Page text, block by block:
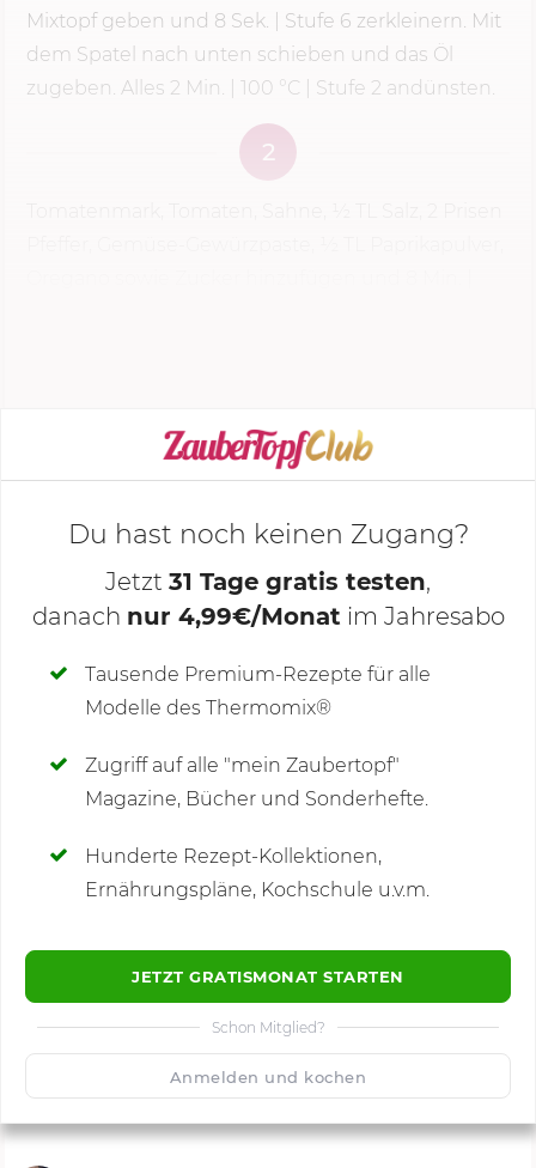
Mixtopf geben und 8 Sek. Stufe 6 zerkleinern. Mit
dem Spatel nach unten schieben und das Öl
zugeben. Alles 2 Min. | 100 °C | Stufe 2 andünsten.
2
KOCHMODUS STARTEN
Deine Notizen
Du hast noch keinen Zugang?
Jetzt 31 Tage gratis testen,
danach nur 4,99€/Monat im Jahresabo
Tausende Premium-Rezepte für alle
Modelle des Thermomix®
Zugriff auf alle "mein Zaubertopf"
Magazine, Bücher und Sonderhefte.
Hunderte Rezept-Kollektionen,
Ernährungspläne, Kochschule u.v.m.
JETZT GRATISMONAT STARTEN
Schon Mitglied?
Anmelden und kochen
Kommentare(164)
🙂 1500 Speichern